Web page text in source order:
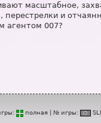
масштабное,
перестрелки и
агентом 007?
полная | № игры: SL